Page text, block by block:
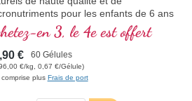
pour les enfants de 6 ans
plus, contenant au total 20 nutriments
pour votre enfant.
en 3, le 4e est offert
€ 60 Gélules
€/kg, 0,67 €/Gélule)
comprise plus Frais de port